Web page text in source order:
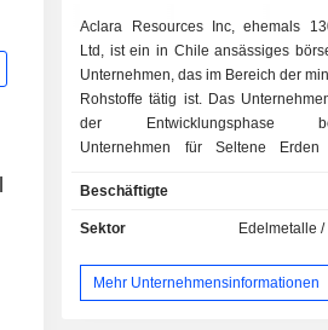
Aclara Resources Inc, ehemals
Ltd, ist ein in Chile ansässiges
Unternehmen, das im Bereich der
Rohstoffe tätig ist. Das
der Entwicklungsphase
Unternehmen für Seltene Erden
Regionen Maule, Nuble, Biobio und
in Chile. Das Unternehmen
Penco-Moduls, das darauf abzielt,
Erden-Konzentrat
Beschäftigte
Sektor Edelmetalle
Mehr Unternehmensinformationen